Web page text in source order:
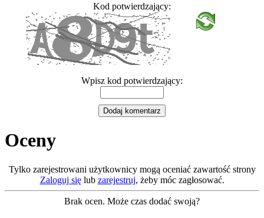
Kod potwierdzający:
Wpisz kod potwierdzający:
Oceny
Tylko zarejestrowani użytkownicy mogą oceniać zawartość strony
Zaloguj sięlub zarejestruj, żeby móc zagłosować.
Brak ocen. Może czas dodać swoją?